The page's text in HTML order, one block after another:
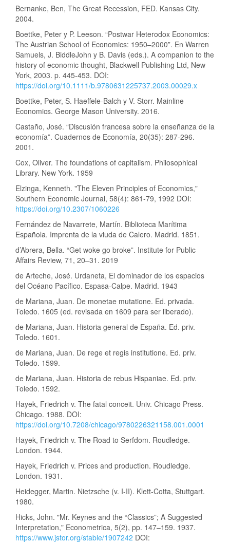
Bernanke, Ben, The Great Recession, FED. Kansas City.
2004.
Boettke, Peter y P. Leeson. “Postwar Heterodox Economics:
The Austrian School of Economics: 1950–2000”. En Warren
Samuels, J. BiddleJohn y B. Davis (eds.). A companion to the
history of economic thought, Blackwell Publishing Ltd, New
York, 2003. p. 445-453. DOI:
https://doi.org/10.1111/b.9780631225737.2003.00029.x
Boettke, Peter, S. Haeffele-Balch y V. Storr. Mainline
Economics. George Mason University. 2016.
Castaño, José. “Discusión francesa sobre la enseñanza de la
economía”. Cuadernos de Economía, 20(35): 287-296.
2001.
Cox, Oliver. The foundations of capitalism. Philosophical
Library. New York. 1959
Elzinga, Kenneth. "The Eleven Principles of Economics,"
Southern Economic Journal, 58(4): 861-79, 1992 DOI:
https://doi.org/10.2307/1060226
Fernández de Navarrete, Martín. Biblioteca Marítima
Española. Imprenta de la viuda de Calero. Madrid. 1851.
d’Abrera, Bella. “Get woke go broke”. Institute for Public
Affairs Review, 71, 20–31. 2019
de Arteche, José. Urdaneta, El dominador de los espacios
del Océano Pacífico. Espasa-Calpe. Madrid. 1943
de Mariana, Juan. De monetae mutatione. Ed. privada.
Toledo. 1605 (ed. revisada en 1609 para ser liberado).
de Mariana, Juan. Historia general de España. Ed. priv.
Toledo. 1601.
de Mariana, Juan. De rege et regis institutione. Ed. priv.
Toledo. 1599.
de Mariana, Juan. Historia de rebus Hispaniae. Ed. priv.
Toledo. 1592.
Hayek, Friedrich v. The fatal conceit. Univ. Chicago Press.
Chicago. 1988. DOI:
https://doi.org/10.7208/chicago/9780226321158.001.0001
Hayek, Friedrich v. The Road to Serfdom. Roudledge.
London. 1944.
Hayek, Friedrich v. Prices and production. Roudledge.
London. 1931.
Heidegger, Martin. Nietzsche (v. I-II). Klett-Cotta, Stuttgart.
1980.
Hicks, John. "Mr. Keynes and the “Classics”; A Suggested
Interpretation," Econometrica, 5(2), pp. 147–159. 1937.
https://www.jstor.org/stable/1907242 DOI: